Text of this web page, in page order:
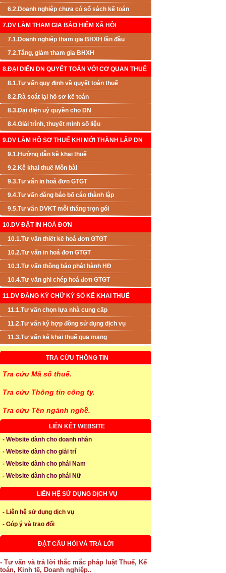
6.2.Doanh nghiệp chưa có sổ sách kế toán
7.DV LÀM THAM GIA BẢO HIỂM XÃ HỘI
7.1.Doanh nghiệp tham gia BHXH lần đầu
7.2.Tăng, giảm tham gia BHXH
8.ĐẠI DIỆN DN QUYẾT TOÁN VỚI CƠ QUAN THUẾ
8.1.Tư vấn quy định về quyết toán thuế
8.2.Rà soát lại hồ sơ kế toán
8.3.Đại diện uỷ quyền cho DN
8.4.Giải trình, thuyết minh số liệu
9.DV LÀM HỒ SƠ THUẾ KHI MỚI THÀNH LẬP DN
9.1.Hướng dẫn kê khai thuế
9.2.Kê khai thuế Môn bài
9.3.Tư vấn in hoá đơn GTGT
9.4.Tư vấn đăng báo bố cáo thành lập
9.5.Tư vấn DVKT mỗi tháng trọn gói
10.DV ĐẶT IN HOÁ ĐƠN
10.1.Tư vấn thiết kế hoá đơn GTGT
10.2.Tư vấn in hoá đơn GTGT
10.3.Tư vấn thông báo phát hành HĐ
10.4.Tư vấn ghi chép hoá đơn GTGT
11.DV ĐĂNG KÝ CHỮ KÝ SỐ KÊ KHAI THUẾ
11.1.Tư vấn chọn lựa nhà cung cấp
11.2.Tư vấn ký hợp đồng sử dụng dịch vụ
11.3.Tư vấn kê khai thuế qua mạng
TRA CỨU THÔNG TIN
Tra cứu Mã số thuế.
Tra cứu Thông tin công ty.
Tra cứu Tên ngành nghề.
LIÊN KẾT WEBSITE
- Website dành cho doanh nhân
- Website dành cho giải trí
- Website dành cho phái Nam
- Website dành cho phái Nữ
LIÊN HỆ SỬ DỤNG DỊCH VỤ
- Liên hệ sử dụng dịch vụ
- Góp ý và trao đổi
ĐẶT CÂU HỎI VÀ TRẢ LỜI
- Tư vấn và trả lời thắc mắc pháp luật Thuế, Kế
toán, Kinh tế, Doanh nghiệp..